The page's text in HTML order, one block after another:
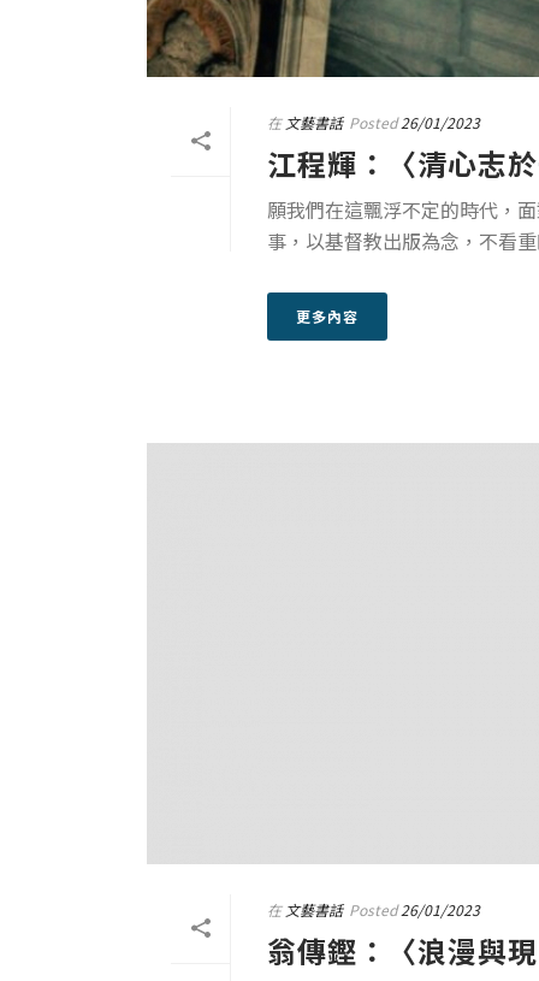
在 文藝書話 Posted 26/01/2023
江程輝：〈清心志
願我們在這飄浮不定的時代，
事，以基督教出版為念，不看
更多內容
在 文藝書話 Posted 26/01/2023
翁傳鏗：〈浪漫與